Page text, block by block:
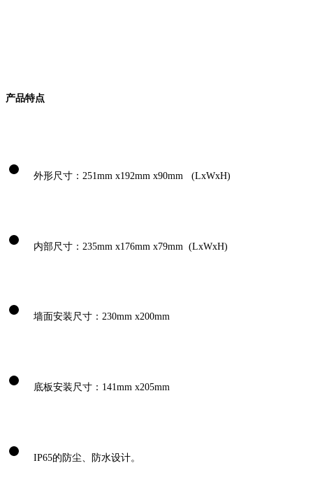
产品特点
外形尺寸：251mm x192mm x90mm (LxWxH)
内部尺寸：235mm x176mm x79mm (LxWxH)
墙面安装尺寸：230mm x200mm
底板安装尺寸：141mm x205mm
IP65的防尘、防水设计。